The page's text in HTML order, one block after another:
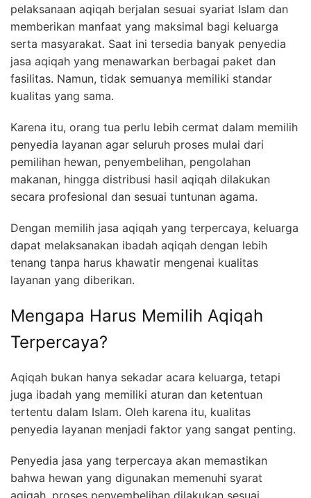
pelaksanaan aqiqah berjalan sesuai syariat Islam dan
memberikan manfaat yang maksimal bagi keluarga
serta masyarakat. Saat ini tersedia banyak penyedia
jasa aqiqah yang menawarkan berbagai paket dan
fasilitas. Namun, tidak semuanya memiliki standar
kualitas yang sama.
Karena itu, orang tua perlu lebih cermat dalam memilih
penyedia layanan agar seluruh proses mulai dari
pemilihan hewan, penyembelihan, pengolahan
makanan, hingga distribusi hasil aqiqah dilakukan
secara profesional dan sesuai tuntunan agama.
Dengan memilih jasa aqiqah yang terpercaya, keluarga
dapat melaksanakan ibadah aqiqah dengan lebih
tenang tanpa harus khawatir mengenai kualitas
layanan yang diberikan.
Mengapa Harus Memilih Aqiqah
Terpercaya?
Aqiqah bukan hanya sekadar acara keluarga, tetapi
juga ibadah yang memiliki aturan dan ketentuan
tertentu dalam Islam. Oleh karena itu, kualitas
penyedia layanan menjadi faktor yang sangat penting.
Penyedia jasa yang terpercaya akan memastikan
bahwa hewan yang digunakan memenuhi syarat